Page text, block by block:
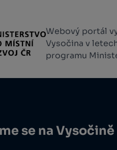
Webový portál
Vysočina v
programu
se na Vysočině